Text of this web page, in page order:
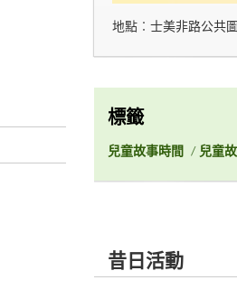
地點︰士美非路公共
標籤
兒童故事時間 / 兒童
昔日活動